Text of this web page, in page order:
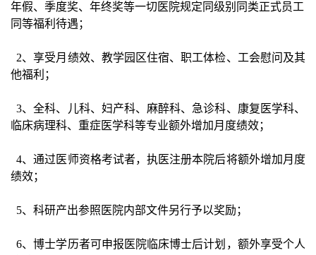
年假、季度奖、年终奖等一切医院规定同级别同类正式员工
同等福利待遇；
2、享受月绩效、教学园区住宿、职工体检、工会慰问及其
他福利；
3、全科、儿科、妇产科、麻醉科、急诊科、康复医学科、
临床病理科、重症医学科等专业额外增加月度绩效；
4、通过医师资格考试者，执医注册本院后将额外增加月度
绩效；
5、科研产出参照医院内部文件另行予以奖励；
6、博士学历者可申报医院临床博士后计划，额外享受个人